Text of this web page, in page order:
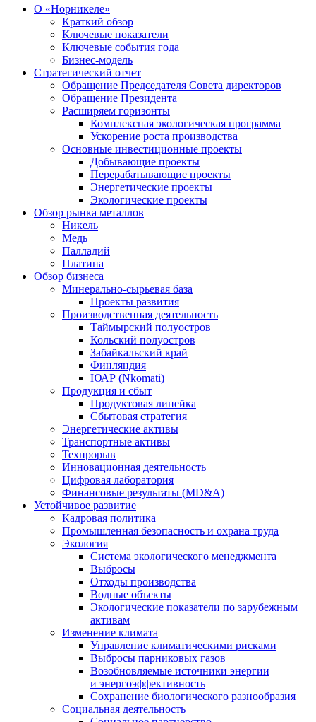
О «Норникеле»
Краткий обзор
Ключевые показатели
Ключевые события года
Бизнес-модель
Стратегический отчет
Обращение Председателя Совета директоров
Обращение Президента
Расширяем горизонты
Комплексная экологическая программа
Ускорение роста производства
Основные инвестиционные проекты
Добывающие проекты
Перерабатывающие проекты
Энергетические проекты
Экологические проекты
Обзор рынка металлов
Никель
Медь
Палладий
Платина
Обзор бизнеса
Минерально-сырьевая база
Проекты развития
Производственная деятельность
Таймырский полуостров
Кольский полуостров
Забайкальский край
Финляндия
ЮАР (Nkomati)
Продукция и сбыт
Продуктовая линейка
Сбытовая стратегия
Энергетические активы
Транспортные активы
Техпрорыв
Инновационная деятельность
Цифровая лаборатория
Финансовые результаты (MD&A)
Устойчивое развитие
Кадровая политика
Промышленная безопасность и охрана труда
Экология
Система экологического менеджмента
Выбросы
Отходы производства
Водные объекты
Экологические показатели по зарубежным
активам
Изменение климата
Управление климатическими рисками
Выбросы парниковых газов
Возобновляемые источники энергии
и энергоэффективность
Сохранение биологического разнообразия
Социальная деятельность